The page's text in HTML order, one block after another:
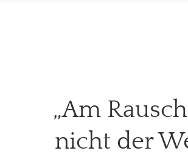
„Am
nicht der